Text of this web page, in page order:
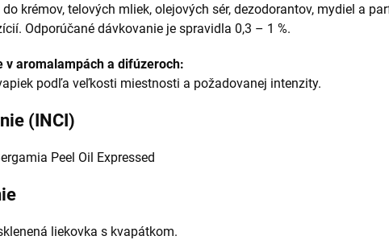
krémov, telových mliek, olejových sér, dezodorantov, mydiel a
Odporúčané dávkovanie je spravidla 0,3 – 1 %.
v aromalampách a difúzeroch:
podľa veľkosti miestnosti a požadovanej intenzity.
(INCI)
Peel Oil Expressed
liekovka s kvapátkom.